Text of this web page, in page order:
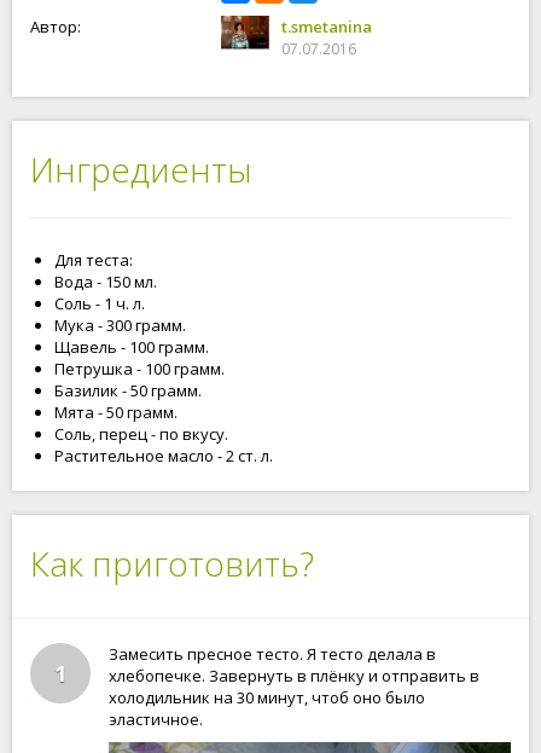
Автор:
t.smetanina
07.07.2016
Ингредиенты
Для теста:
Вода - 150 мл.
Соль - 1 ч. л.
Мука - 300 грамм.
Щавель - 100 грамм.
Петрушка - 100 грамм.
Базилик - 50 грамм.
Мята - 50 грамм.
Соль, перец - по вкусу.
Растительное масло - 2 ст. л.
Как приготовить?
1
Замесить пресное тесто. Я тесто делала в
хлебопечке. Завернуть в плёнку и отправить в
холодильник на 30 минут, чтоб оно было
эластичное.